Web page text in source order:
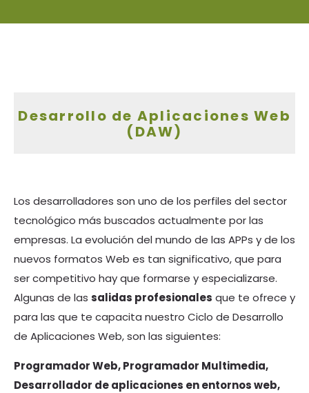
Desarrollo de Aplicaciones Web
(DAW)
Los desarrolladores son uno de los perfiles del sector
tecnológico más buscados actualmente por las
empresas. La evolución del mundo de las APPs y de los
nuevos formatos Web es tan significativo, que para
ser competitivo hay que formarse y especializarse.
Algunas de las salidas profesionales que te ofrece y
para las que te capacita nuestro Ciclo de Desarrollo
de Aplicaciones Web, son las siguientes:
Programador Web, Programador Multimedia,
Desarrollador de aplicaciones en entornos web,